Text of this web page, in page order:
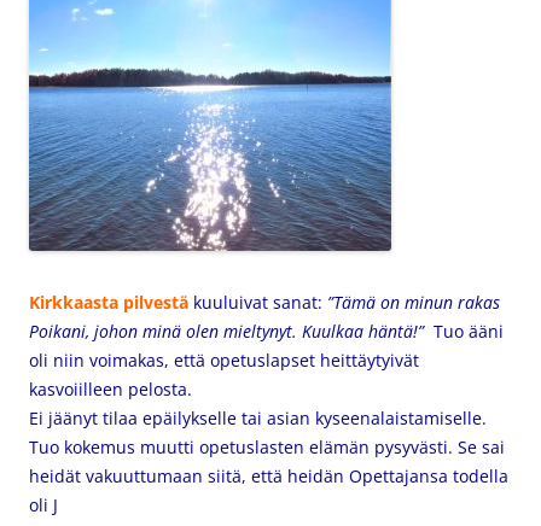
Kirkkaasta pilvestä kuuluivat sanat: ”Tämä on minun rakas
Poikani, johon minä olen mieltynyt. Kuulkaa häntä!” Tuo ääni
oli niin voimakas, että opetuslapset heittäytyivät
kasvoiilleen pelosta.
Ei jäänyt tilaa epäilykselle tai asian kyseenalaistamiselle.
Tuo kokemus muutti opetuslasten elämän pysyvästi. Se sai
heidät vakuuttumaan siitä, että heidän Opettajansa todella
oli J